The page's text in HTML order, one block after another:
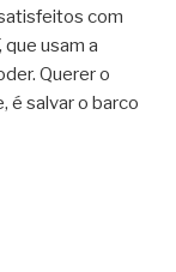
com
usam a
Querer o
é salvar o barco